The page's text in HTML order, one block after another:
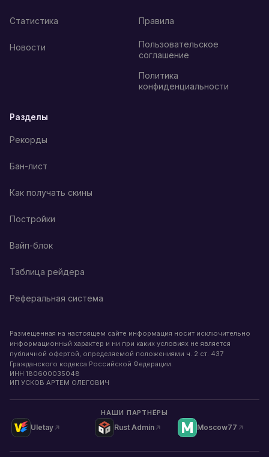
Статистика
Новости
Правила
Пользовательское
соглашение
Политика
конфиденциальности
Разделы
Рекорды
Бан-лист
Как получать скины
Постройки
Вайп-блок
Таблица рейдера
Реферальная система
Размещенная на настоящем сайте информация носит исключительно
информационный характер и ни при каких условиях не является
публичной офертой, определяемой положениями ч. 2 ст. 437
Гражданского кодекса Российской Федерации.
ИНН 180600035048
ИП УСКОВ АРТЕМ ОЛЕГОВИЧ
НАШИ ПАРТНЁРЫ
Uletay Rust Admin Moscow77